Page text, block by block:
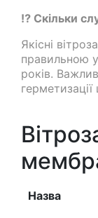
⁉️ Скільки
Якісні
правильною
років.
Назва